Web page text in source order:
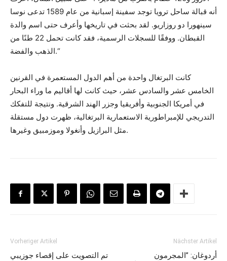
أنه قبالة ساحل ترويا توجد سفينة إسبانية من عام 1589 تدعى نوسا
سينهورا دو روزاريو. لقد بحثت في تاريخها وأعرف حتى اسم والدة
القبطان. ووفقًا للسجلات الرسمية، فقد كانت تحمل 22 طنًا من
الذهب والفضة.“
كانت البرتغال واحدة من أهم الدول المستعمرة في القرنين
الخامس عشر والسادس عشر، حيث كانت لها أقاليم ما وراء البحار
في أمريكا الجنوبية وأفريقيا وجزر الهند الشرقية. ونتيجة للتفكك
التدريجي للإمبراطورية الاستعمارية البرتغالية، ظهرت دول مستقلة
مثل البرازيل وأنغولا وموزمبيق وغيرها.
Vorheriger Artikel
تم التصويت على إقصاء جوزيبي
Nächster Artikel
أردوغان: ”المجرمون